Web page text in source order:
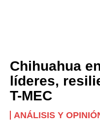
Chihuahua
líderes,
T-MEC
ANÁLISIS Y